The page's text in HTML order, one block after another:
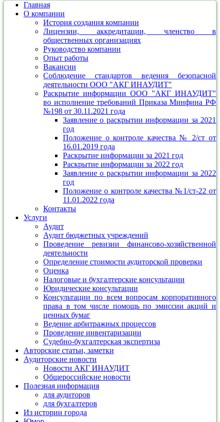
Главная
О компании
История создания компании
Лицензии, аккредитации, членство в
общественных организациях
Руководство компании
Опыт работы
Вакансии
Соблюдение стандартов ведения безопасной
деятельности ООО "АКГ ИНАУДИТ"
Раскрытие информации ООО "АКГ ИНАУДИТ"
во исполнение требований Приказа Минфина РФ
№198 от 30.11.2021 года
Заявление о раскрытии информации за 2021
год
Положение о контроле качества № 2/ст от
16.01.2019 года
Раскрытие информации за 2021 год
Раскрытие информации за 2022 год
Заявление о раскрытии информации за 2022
год
Положение о контроле качества №1/ст-22 от
11.01.2022 года
Контакты
Услуги
Аудит
Аудит бюджетных учреждений
Проведение ревизии финансово-хозяйственной
деятельности
Определение стоимости аудиторской проверки
Оценка
Налоговые и бухгалтерские консультации
Юридические консультации
Консультации по всем вопросам корпоративного
права в том числе помощь по эмиссии акций и
ценных бумаг
Ведение арбитражных процессов
Проведение инвентаризации
Судебно-бухгалтерская экспертиза
Авторские статьи, заметки
Аудиторские новости
Новости АКГ ИНАУДИТ
Общероссийские новости
Полезная информация
для аудиторов
для бухгалтеров
Из истории города